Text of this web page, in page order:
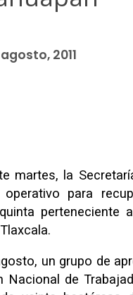
2011
martes, la
para
perteneciente
un grupo de
de